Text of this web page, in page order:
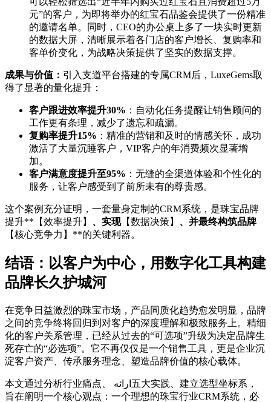
元”的客户，为即将举办的红宝石品鉴会提供了一份精准
的邀请名单。同时，CEO的办公桌上多了一块实时更新
的数据大屏，清晰展示着各门店的客户增长、复购率和
客单价变化，为战略决策提供了坚实的数据支撑。
成果与价值： 引入支道平台搭建的专属CRM后，LuxeGems取
得了显著的量化提升：
客户跟进效率提升30% ：自动化任务提醒让销售顾问的
工作更有条理，减少了遗忘和疏漏。
复购率提升15% ：精准的营销和及时的情感关怀，成功
激活了大量沉睡客户，VIP客户的年消费频次显著增
加。
客户满意度提升至95% ：无缝的全渠道体验和个性化的
服务，让客户感受到了前所未有的尊贵感。
这个案例充分证明，一套量身定制的CRM系统，是珠宝品牌
提升**【效率提升】 、实现【数据决策】 、并最终构筑品牌
【核心竞争力】**的关键利器。
结语：以客户为中心，用数字化工具构建
品牌长久护城河
在竞争日益激烈的珠宝市场，产品同质化趋势愈发明显，品牌
之间的竞争终将回归到对客户的深度理解和极致服务上。精细
化的客户关系管理，已经从过去的“可选项”升级为决定品牌生
死存亡的“必选项”。它不再仅仅是一个销售工具，更是企业沉
淀客户资产、传承服务理念、塑造品牌价值的核心载体。
本文通过分析行业痛点、 ارائه五大实践、建立选型坐标系，
旨在阐明一个核心观点：一个理想的珠宝行业CRM系统，必